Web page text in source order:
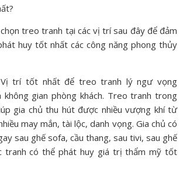
treo tranh tại các vị trí sau đây để đảm
huy tốt nhất các công năng phong thủy
Vị trí tốt nhất để treo tranh lý ngư vọng
không gian phòng khách. Treo tranh trong
gia chủ thu hút được nhiều vượng khí từ
may mắn, tài lộc, danh vọng. Gia chủ có
sau ghế sofa, cầu thang, sau tivi, sau ghế
tranh có thể phát huy giá trị thẩm mỹ tốt